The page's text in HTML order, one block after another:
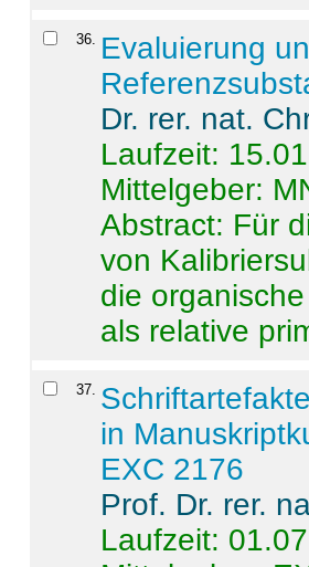
36. Evaluierung
Dr. rer. nat.
Laufzeit:
Mittelgeber:
Abstract: Für
von
die
als relative
37.
in
EXC 2176
Prof. Dr. rer.
Laufzeit: